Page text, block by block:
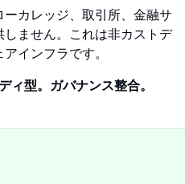
カレッジ、取引所、金融サ
ません。これは非カストデ
インフラです。
ィ型。ガバナンス整合。